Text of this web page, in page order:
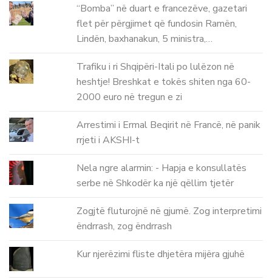
“Bomba” në duart e francezëve, gazetari
flet për përgjimet që fundosin Ramën,
Lindën, baxhanakun, 5 ministra,…
Trafiku i ri Shqipëri-Itali po lulëzon në
heshtje! Breshkat e tokës shiten nga 60-
2000 euro në tregun e zi
Arrestimi i Ermal Beqirit në Francë, në panik
rrjeti i AKSHI-t
Nela ngre alarmin: - Hapja e konsullatës
serbe në Shkodër ka një qëllim tjetër
Zogjtë fluturojnë në gjumë. Zog interpretimi
ëndrrash, zog ëndrrash
Kur njerëzimi fliste dhjetëra mijëra gjuhë